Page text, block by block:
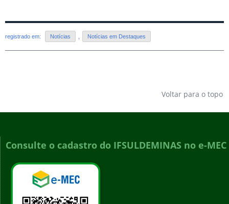
registrado em: Notícias Notícias em Destaques
Voltar para o topo
Consulte o cadastro do IFSULDEMINAS no e-MEC